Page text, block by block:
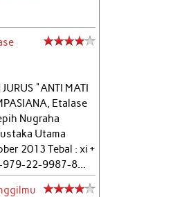
"ANTI MATI
Etalase
Nugraha
Utama
2013 Tebal : xi +
979-22-9987-8...